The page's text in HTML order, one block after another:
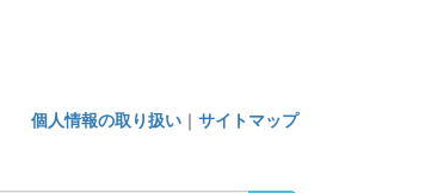
個人情報の取り扱い ｜ サイトマップ